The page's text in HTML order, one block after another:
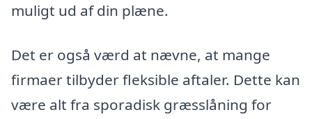
muligt ud af din plæne.
Det er også værd at nævne, at mange
firmaer tilbyder fleksible aftaler. Dette kan
være alt fra sporadisk græsslåning for